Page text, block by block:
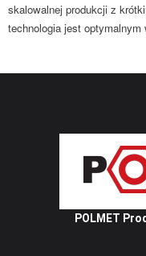
skalowalnej produkcji z
technologia jest optymalnym
POLMET